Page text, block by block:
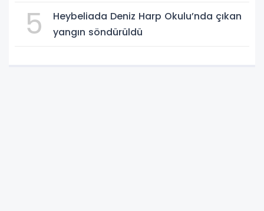
5
Heybeliada Deniz Harp Okulu’nda çıkan
yangın söndürüldü